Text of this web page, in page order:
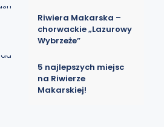
Riwiera Makarska –
chorwackie „Lazurowy
Wybrzeże”
5 najlepszych miejsc
na Riwierze
Makarskiej!